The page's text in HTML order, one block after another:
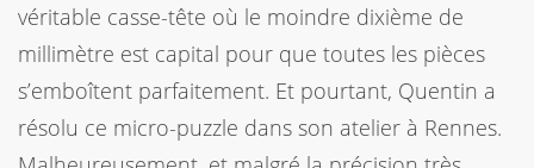
véritable casse-tête où le moindre dixième de
millimètre est capital pour que toutes les pièces
s’emboîtent parfaitement. Et pourtant, Quentin a
résolu ce micro-puzzle dans son atelier à Rennes.